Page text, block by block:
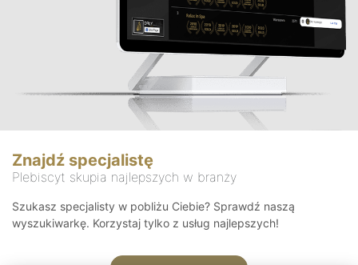
Znajdź specjalistę
Plebiscyt skupia najlepszych w branży
Szukasz specjalisty w pobliżu Ciebie? Sprawdź naszą
wyszukiwarkę. Korzystaj tylko z usług najlepszych!